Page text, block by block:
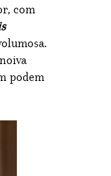
com
podem